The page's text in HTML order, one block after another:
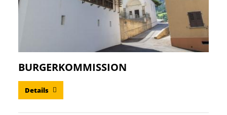
BURGERKOMMISSION
Details